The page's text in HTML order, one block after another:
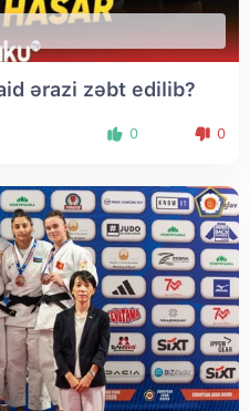
ərazi zəbt edilib?
0 0